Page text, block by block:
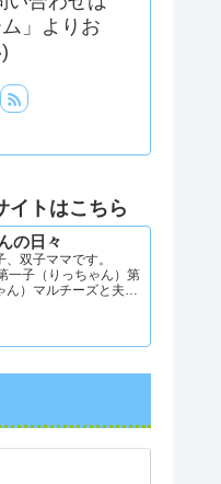
」よりお
イトはこちら
の日々
双子ママです。
一子（りっちゃん）第
ん）マルチーズと夫と